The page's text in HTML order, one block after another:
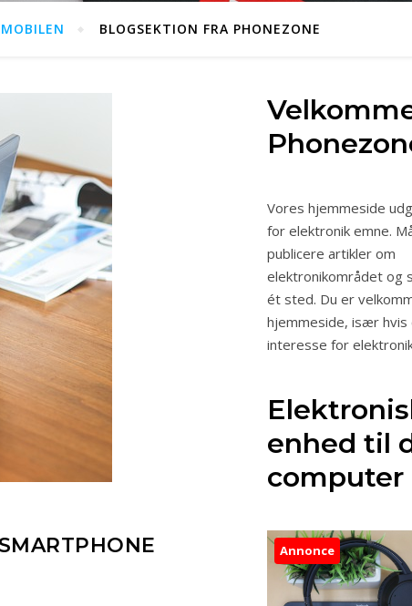
BLOGSEKTION FRA PHONEZONE
Vores hjemmeside
for elektronik emne.
publicere artikler om
elektronikområdet og
ét sted. Du er
hjemmeside, især hvis
interesse for
enhed til
computer
Annonce